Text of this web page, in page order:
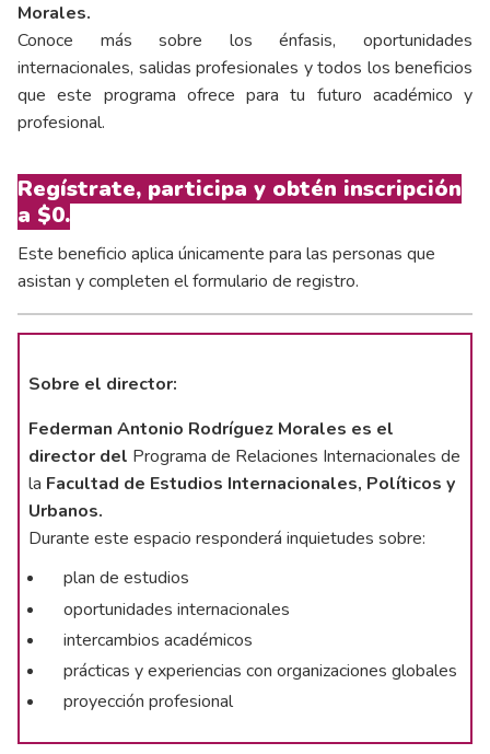
Morales.
Conoce más sobre los énfasis, oportunidades
internacionales, salidas profesionales y todos los beneficios
que este programa ofrece para tu futuro académico y
profesional.
Regístrate, participa y obtén inscripción
a $0.
Este beneficio aplica únicamente para las personas que
asistan y completen el formulario de registro.
Sobre el director:
Federman Antonio Rodríguez Morales es el
director del Programa de Relaciones Internacionales de
la Facultad de Estudios Internacionales, Políticos y
Urbanos.
Durante este espacio responderá inquietudes sobre:
plan de estudios
oportunidades internacionales
intercambios académicos
prácticas y experiencias con organizaciones globales
proyección profesional